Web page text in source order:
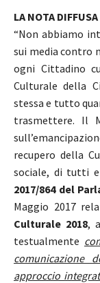
LA NOTA
“Non abbiamo
sui media contro
ogni Cittadino
Culturale della
stessa e tutto
trasmettere. Il
recupero della
sociale, di tutti
2017/864 del
Maggio 2017
Culturale 2018,
testualmente
comunicazione
approccio